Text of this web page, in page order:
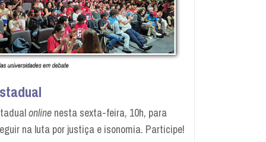
online nesta sexta-feira, 10h, para
na luta por justiça e isonomia. Participe!